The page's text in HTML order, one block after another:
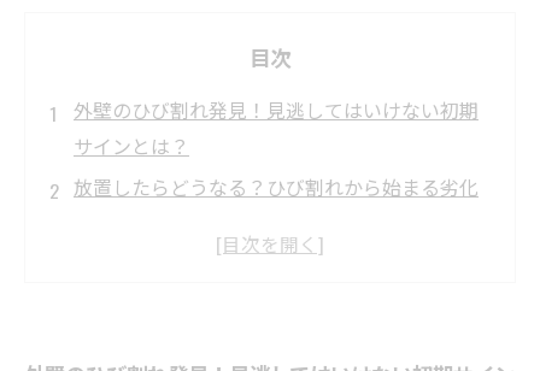
目次
外壁のひび割れ発見！見逃してはいけない初期
サインとは？
放置したらどうなる？ひび割れから始まる劣化
雨水や湿気の侵入が招く危険性：外壁内部で進